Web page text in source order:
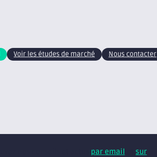
Voir les études de marché Nous contacter
par email etsur